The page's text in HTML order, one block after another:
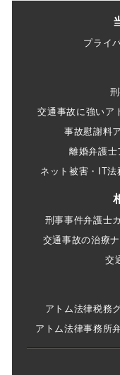
プライ
交通事故に強いア
事故慰謝料
離婚弁護士
ネット被害・IT法
刑事事件弁護士
交通事故の治療
交
アトム法律税務
アトム法律事務所